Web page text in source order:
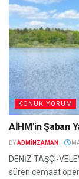
KONUK YORUM
AİHM’in Şaban
BYADMINZAMAN
DENİZ TAŞÇI-
süren cemaat